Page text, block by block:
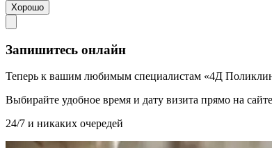
Хорошо
Запишитесь онлайн
Теперь к вашим любимым специалистам «4Д
Выбирайте удобное время и дату визита прямо на
24/7 и никаких очередей